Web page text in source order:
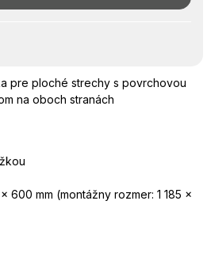
pre ploché strechy s povrchovou
na oboch stranách
600 mm (montážny rozmer: 1 185 x